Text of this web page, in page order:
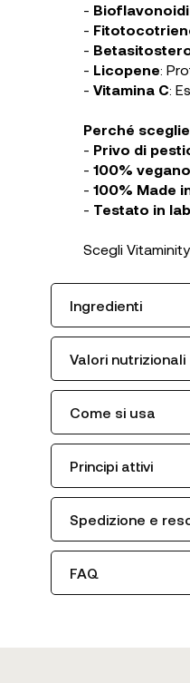
-
-
-
- Licopene:
- Vitamina C:
Perché
- Privo di
- 100% vegano
- 100% Made
- Testato in
Scegli
Ingredienti
Valori nutrizionali
Come si usa
Principi attivi
Spedizione e
FAQ